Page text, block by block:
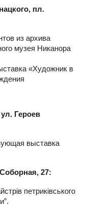
пл.
из архива
музея Никанора
«Художник в
Героев
выставка
27:
петриківського